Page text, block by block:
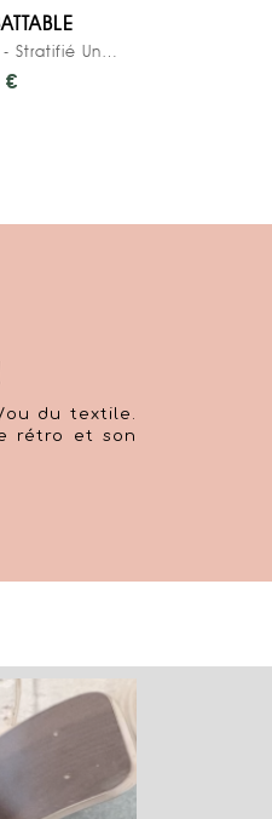
Table rabattable - Stratifié Uni Kaki
€
ou du textile.
rétro et son